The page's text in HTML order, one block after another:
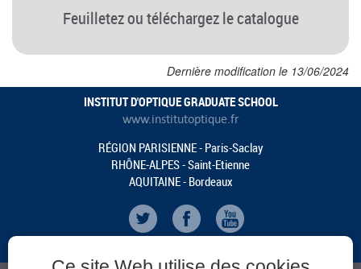
Feuilletez ou téléchargez le catalogue
Dernière modification le 13/06/2024
INSTITUT D'OPTIQUE GRADUATE SCHOOL
www.institutoptique.fr
RÉGION PARISIENNE - Paris-Saclay
RHÔNE-ALPES - Saint-Etienne
AQUITAINE - Bordeaux